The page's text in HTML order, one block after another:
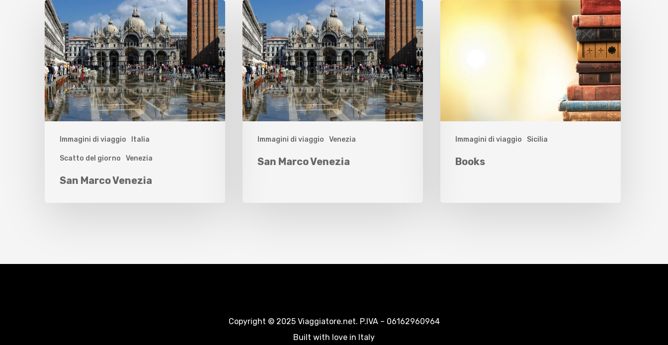
Immagini di viaggio Italia
Scatto del giorno Venezia
San Marco Venezia
Immagini di viaggio Venezia
San Marco Venezia
Immagini di viaggio Sicilia
Books
Copyright © 2025 Viaggiatore.net. P.IVA – 06162960964
Built with love in Italy